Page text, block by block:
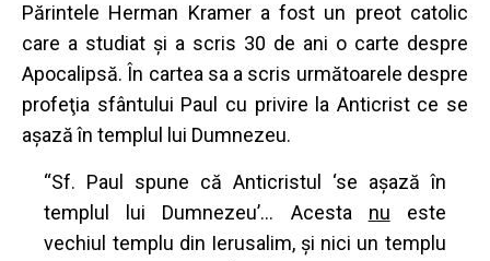
Părintele Herman Kramer a fost un preot catolic
care a studiat şi a scris 30 de ani o carte despre
Apocalipsă. În cartea sa a scris următoarele despre
profeţia sfântului Paul cu privire la Anticrist ce se
aşază în templul lui Dumnezeu.
“Sf. Paul spune că Anticristul ‘se aşază în
templul lui Dumnezeu’… Acesta nu este
vechiul templu din Ierusalim, şi nici un templu